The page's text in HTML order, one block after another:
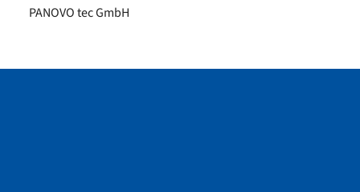
PANOVO tec GmbH